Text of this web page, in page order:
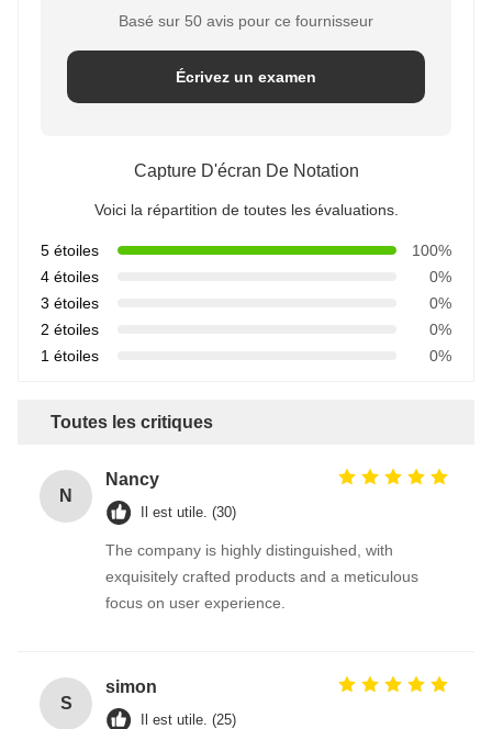
Basé sur 50 avis pour ce fournisseur
Écrivez un examen
Capture D'écran De Notation
Voici la répartition de toutes les évaluations.
5 étoiles
100%
4 étoiles
0%
3 étoiles
0%
2 étoiles
0%
1 étoiles
0%
Toutes les critiques
N
Nancy
Il est utile. (30)
The company is highly distinguished, with
exquisitely crafted products and a meticulous
focus on user experience.
S
simon
Il est utile. (25)